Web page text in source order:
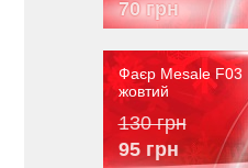
70 грн
Фаєр Mesale F03
жовтий
130 грн
95 грн